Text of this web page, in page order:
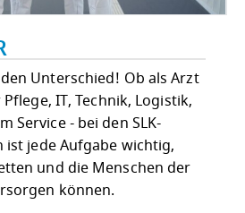
Unterschied! Ob als Arzt
IT, Technik, Logistik,
Service - bei den SLK-
jede Aufgabe wichtig,
und die Menschen der
können.